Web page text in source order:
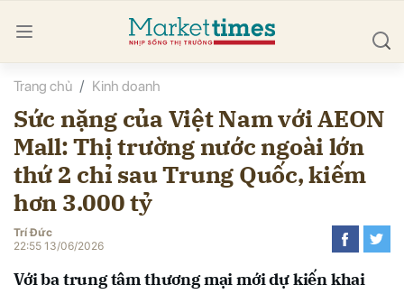
Trang chủ Kinh doanh
Sức nặng của Việt Nam với AEON
Mall: Thị trường nước ngoài lớn
thứ 2 chỉ sau Trung Quốc, kiếm
hơn 3.000 tỷ
Trí Đức
22:55 13/06/2026
Với ba trung tâm thương mại mới dự kiến khai
luận
Hủy